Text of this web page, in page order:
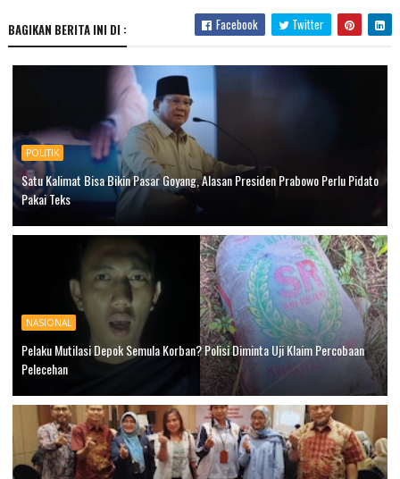
BAGIKAN BERITA INI DI : Facebook Twitter
POLITIK
Satu Kalimat Bisa Bikin Pasar Goyang, Alasan Presiden Prabowo Perlu Pidato
Pakai Teks
NASIONAL
Pelaku Mutilasi Depok Semula Korban? Polisi Diminta Uji Klaim Percobaan
Pelecehan